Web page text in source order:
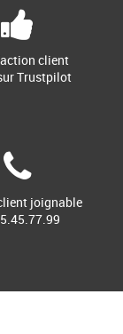
client
Trustpilot
joignable